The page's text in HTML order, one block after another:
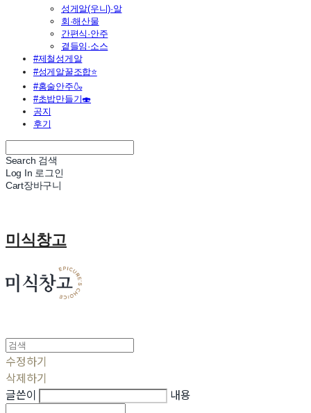
성게알(우니)·알
회·해산물
간편식·안주
곁들임·소스
#제철성게알
#성게알꿀조합⭐
#홈술안주🍶
#초밥만들기🍣
공지
후기
Search 검색
Log In 로그인
Cart장바구니
미식창고
수정하기
삭제하기
글쓴이
내용